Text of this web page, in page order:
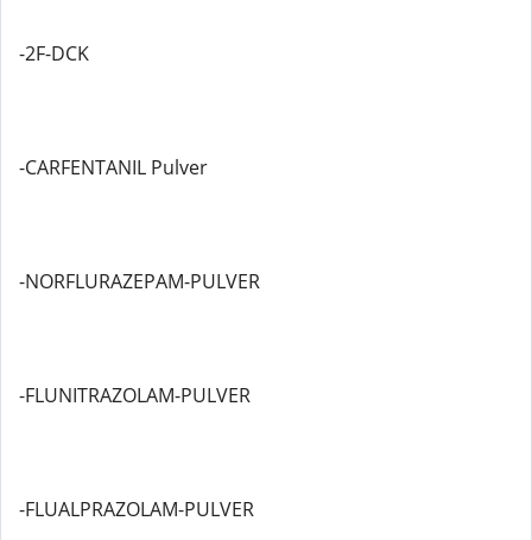
-2F-DCK
-CARFENTANIL Pulver
-NORFLURAZEPAM-PULVER
-FLUNITRAZOLAM-PULVER
-FLUALPRAZOLAM-PULVER